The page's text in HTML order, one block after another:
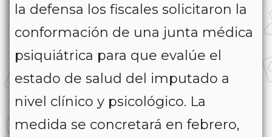
la defensa los fiscales solicitaron la
conformación de una junta médica
psiquiátrica para que evalúe el
estado de salud del imputado a
nivel clínico y psicológico. La
medida se concretará en febrero,